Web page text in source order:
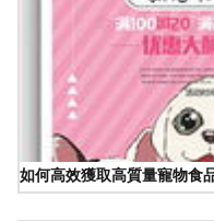
如何高效獲取高質量寵物